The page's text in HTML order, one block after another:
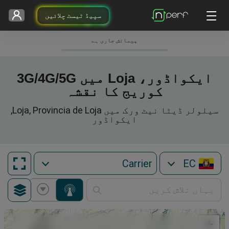
سپیڈ ٹیسٹ چلائیں
پیمائش جاری ہے
ایکواڈور، Loja میں 3G/4G/5G
کوریج کا نقشہ
سیلولر ڈیٹا نیٹ ورک میں Loja, Provincia de Loja,
ایکواڈور
EC